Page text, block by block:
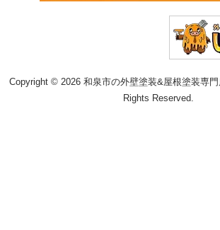
Copyright © 2026 和泉市の外壁塗装&屋根塗装専門
Rights Reserved.